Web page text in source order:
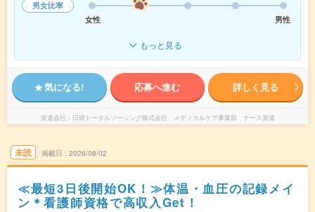
男女比率
女性
男性
もっと見る
気になる! 応募へ進む 詳しく見る
派遣会社 日研トータルソーシング株式会社 メディカルケア事業部 ナース派遣
未読 掲載日 2026/08/02
≪最短3日後開始OK！≫体温・血圧の記録メイ
ン＊看護師資格で高収入Get！